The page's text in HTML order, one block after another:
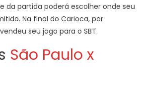
da partida poderá escolher onde seu
Na final do Carioca, por
seu jogo para o SBT.
São Paulo x